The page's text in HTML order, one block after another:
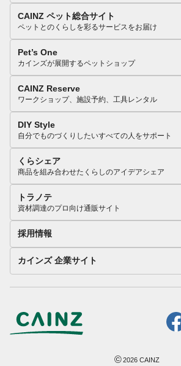
CAINZ ペット総合サイト
ペットとのくらしを彩るサービスをお届け
Pet’s One
カインズが展開するペットショップ
CAINZ Reserve
ワークショップ、施設予約、工具レンタル
DIY Style
自分でものづくりしたいすべての人をサポート
くらシェア
商品を組み合わせたくらしのアイデアシェア
トラノテ
資材調達のプロ向け通販サイト
採用情報
カインズ 企業サイト
©2026 CAINZ